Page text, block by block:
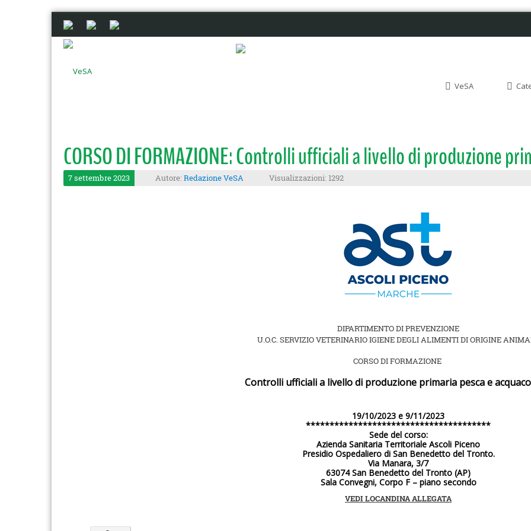
VeSA
CORSO DI FORMAZIONE: Controlli ufficiali a livello di produzione
7 settembre 2023 Autore: Redazione VeSA Visualizzazioni: 1292
DIPARTIMENTO DI PREVENZIONE
U.O.C. SERVIZIO VETERINARIO IGIENE DEGLI ALIMENTI DI ORIGINE
CORSO DI FORMAZIONE
Controlli ufficiali a livello di produzione primaria pesca e
19/10/2023 e 9/11/2023
***************************************
Sede del corso:
Azienda Sanitaria Territoriale Ascoli Piceno
Presidio Ospedaliero di San Benedetto del Tronto.
Via Manara, 3/7
63074 San Benedetto del Tronto (AP)
Sala Convegni, Corpo F – piano secondo
VEDI LOCANDINA ALLEGATA